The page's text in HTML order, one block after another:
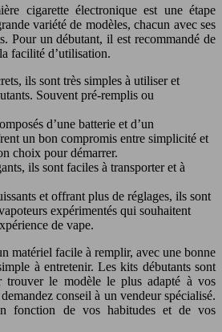
cigarette électronique est une étape
variété de modèles, chacun avec ses
Pour un débutant, il est recommandé de
facilité d’utilisation.
ils sont très simples à utiliser et
Souvent pré-remplis ou
d’une batterie et d’un
un bon compromis entre simplicité et
choix pour démarrer.
ils sont faciles à transporter et à
et offrant plus de réglages, ils sont
expérimentés qui souhaitent
de vape.
matériel facile à remplir, avec une bonne
à entretenir. Les kits débutants sont
le modèle le plus adapté à vos
conseil à un vendeur spécialisé.
fonction de vos habitudes et de vos